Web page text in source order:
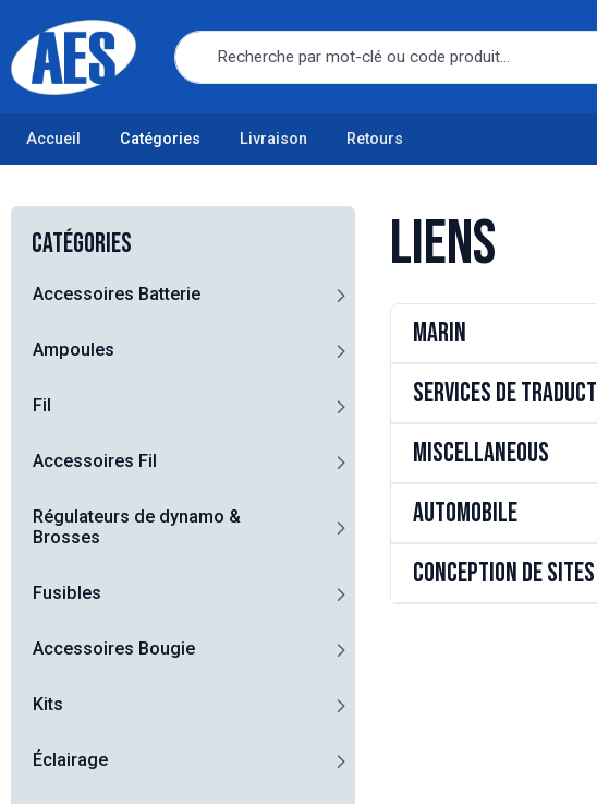
Accueil Catégories Livraison Retours
Catégories
Accessoires Batterie
Ampoules
Fil
Accessoires Fil
Régulateurs de dynamo &
Brosses
Fusibles
Accessoires Bougie
Kits
Éclairage
Liens
Marin
Services de
Miscellaneous
Automobile
Conception de sites